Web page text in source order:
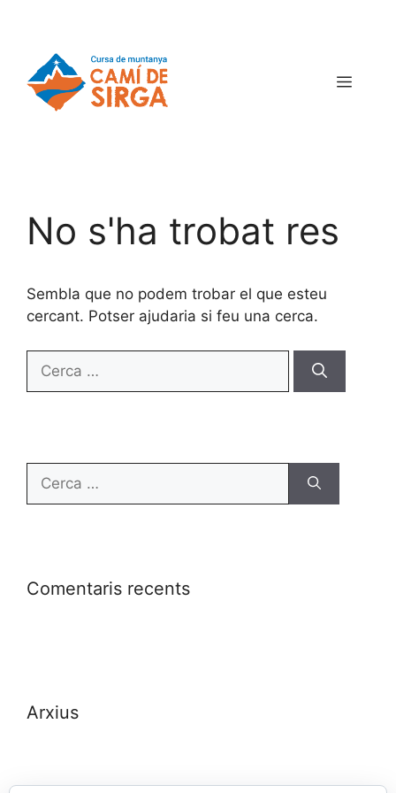
No s'ha trobat res
Sembla que no podem trobar el que esteu
cercant. Potser ajudaria si feu una cerca.
Comentaris recents
Arxius